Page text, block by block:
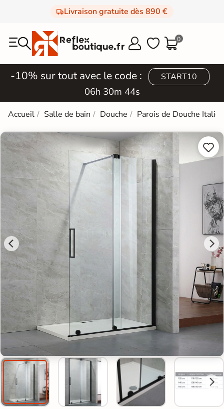
Livraison gratuite dès 890 €
  0
-10% sur tout avec le code : START10
06h 30m 43s
Accueil Salle de bain Douche Parois de Douche

